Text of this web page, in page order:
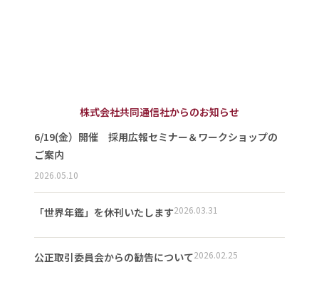
株式会社共同通信社からのお知らせ
6/19(金）開催 採用広報セミナー＆ワークショップの
ご案内
2026.05.10
「世界年鑑」を休刊いたします2026.03.31
公正取引委員会からの勧告について2026.02.25